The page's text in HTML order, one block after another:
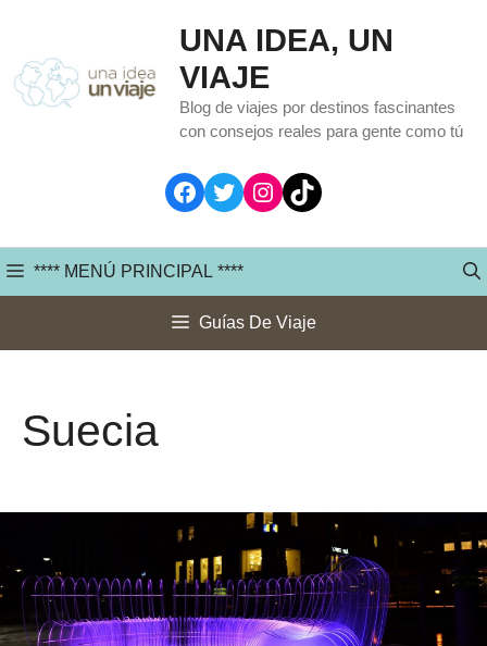
contenido
UNA IDEA, UN
VIAJE
Blog de viajes por destinos fascinantes
con consejos reales para gente como tú
Facebook
TwitterInstagram
TikTok
**** MENÚ PRINCIPAL ****
Guías De Viaje
Suecia